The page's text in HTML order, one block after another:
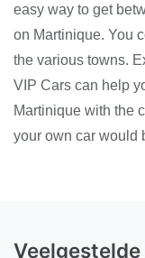
easy way to get
on Martinique. You
the various towns.
VIP Cars can help
Martinique with the
your own car would